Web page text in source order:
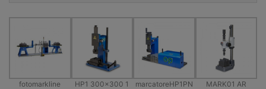
fotomarkline
HP1 300×300 1
marcatoreHP1PN
MARK01 AR